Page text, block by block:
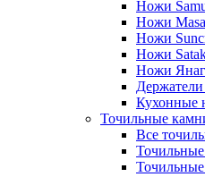
Ножи
Ножи
Ножи
Ножи
Ножи
Кухонные
Точильные
Все